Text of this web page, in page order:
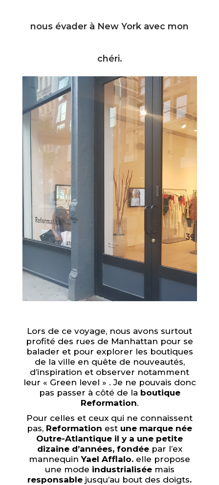
nous évader à New York avec mon
chéri.
Lors de ce voyage, nous avons surtout
profité des rues de Manhattan pour se
balader et pour explorer les boutiques
de la ville en quête de nouveautés,
d’inspiration et observer notamment
leur « Green level » . Je ne pouvais donc
pas passer à côté de la boutique
Reformation.
Pour celles et ceux qui ne connaissent
pas, Reformation est une marque née
Outre-Atlantique il y a une petite
dizaine d’années, fondée par l’ex
mannequin Yael Afflalo. elle propose
une mode industrialiséemais
responsable jusqu’au bout des doigts.